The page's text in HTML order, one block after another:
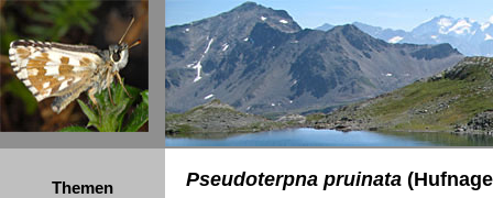
Themen Pseudoterpna pruinata